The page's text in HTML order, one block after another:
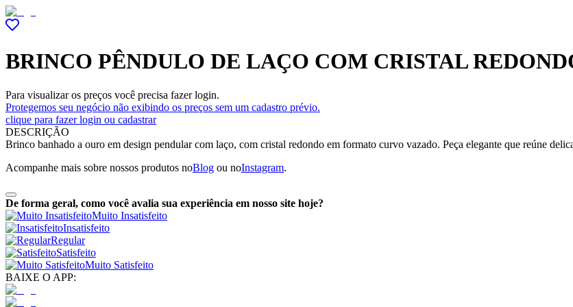
BRINCO PÊNDULO DE LAÇO COM CRISTAL
Para visualizar os preços você precisa fazer login.
Protegemos seu negócio não exibindo os preços sem um cadastro prévio.
clique para fazer login ou cadastrar
DESCRIÇÃO
Brinco banhado a ouro em design pendular com laço, com cristal redondo em formato curvo vazado. Peça elegante que reúne
Acompanhe mais sobre nossos produtos noBlog ou noInstagram.
De forma geral, como você avalia sua experiência em nosso site hoje?
Muito Insatisfeito
Insatisfeito
Regular
Satisfeito
Muito Satisfeito
BAIXE O APP: